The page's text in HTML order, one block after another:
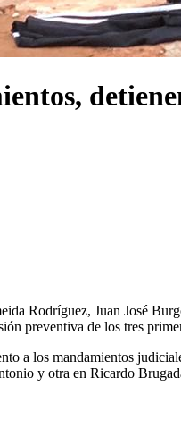
Rodríguez, Juan José
preventiva de los tres
a los mandamientos
y otra en Ricardo